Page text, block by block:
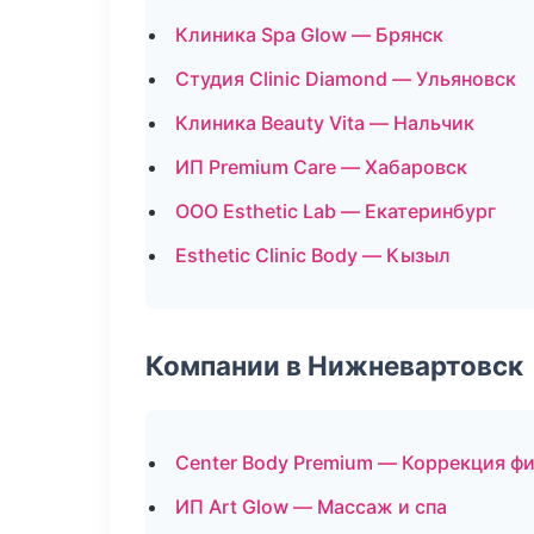
Клиника Spa Glow — Брянск
Студия Clinic Diamond — Ульяновск
Клиника Beauty Vita — Нальчик
ИП Premium Care — Хабаровск
ООО Esthetic Lab — Екатеринбург
Esthetic Clinic Body — Кызыл
Компании в Нижневартовск
Center Body Premium — Коррекция
ИП Art Glow — Массаж и спа